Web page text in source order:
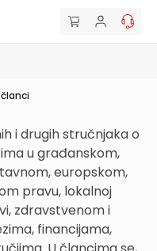
i drugih stručnjaka o
u građanskom,
europskom,
pravu, lokalnoj
zdravstvenom i
financijama,